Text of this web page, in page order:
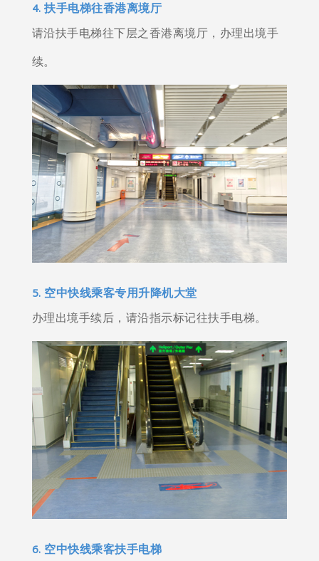
4. 扶手电梯往香港离境厅
请沿扶手电梯往下层之香港离境厅，办理出境手
续。
5. 空中快线乘客专用升降机大堂
办理出境手续后，请沿指示标记往扶手电梯。
6. 空中快线乘客扶手电梯